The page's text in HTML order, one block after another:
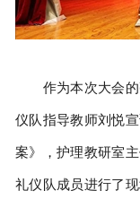
作为本次大会
仪队指导教师刘悦
案》，护理教研室
礼仪队成员进行了